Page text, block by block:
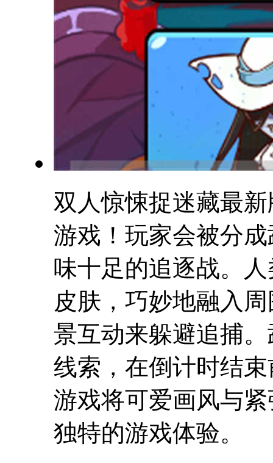
双人惊悚捉迷藏最
游戏！玩家会被分
味十足的追逐战。
皮肤，巧妙地融入
景互动来躲避追捕
线索，在倒计时结
游戏将可爱画风与
独特的游戏体验。